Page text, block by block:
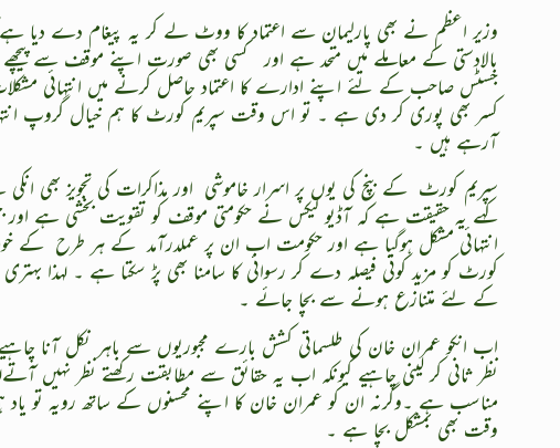
وزیر اعظم نے بھی پارلیمان سے اعتماد کا ووٹ لے کر یہ پیغام دے دیا ہے
بالادستی کے معاملے میں متحد ہے اور
کسی بھی صورت اپنے موقف سے
جسٹس صاحب کے لئے اپنے ادارے کا اعتماد حاصل کرنے میں انتہائی
کسر بھی پوری کر دی ہے ۔ تو اس وقت سپریم کورٹ کا ہم خیال گروپ انتہائی
آرہے ہیں ۔
سپریم کورٹ کے بنچ کی یوں پر اسرار خاموشی اور مذاکرات کی تجویز بھی
کہے یہ حقیقت ہے کہ آڈیو لیکس نے حکومتی موقف کو تقویت بخشی ہے
انتہائی مشکل ہوگیا ہے اور حکومت اب ان پر عملدرآمد کے ہر طرح کے
کورٹ کو مزید کوئی فیصلہ دے کر رسوائی کا سامنا بھی پڑ سکتا ہے ۔ لہذا
کے لئے متنازع ہونے سے بچا جائے ۔
اب انکو عمران خان کی طلسماتی کشش بارے مجبوریوں سے باہر نکل آنا
نظر ثانی کر لینی چاہیے کیونکہ اب یہ حقائق سے مطابقت رکھتے نظر نہیں
مناسب ہے ۔وگرنہ ان کو عمران خان کا اپنے محسنوں کے ساتھ رویہ تو یاد
وقت بھی بمشکل بچا ہے ۔